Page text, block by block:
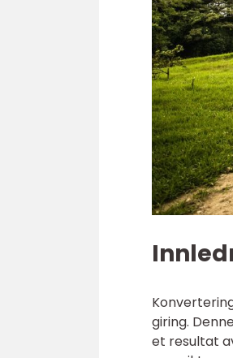
giring.
et resultat